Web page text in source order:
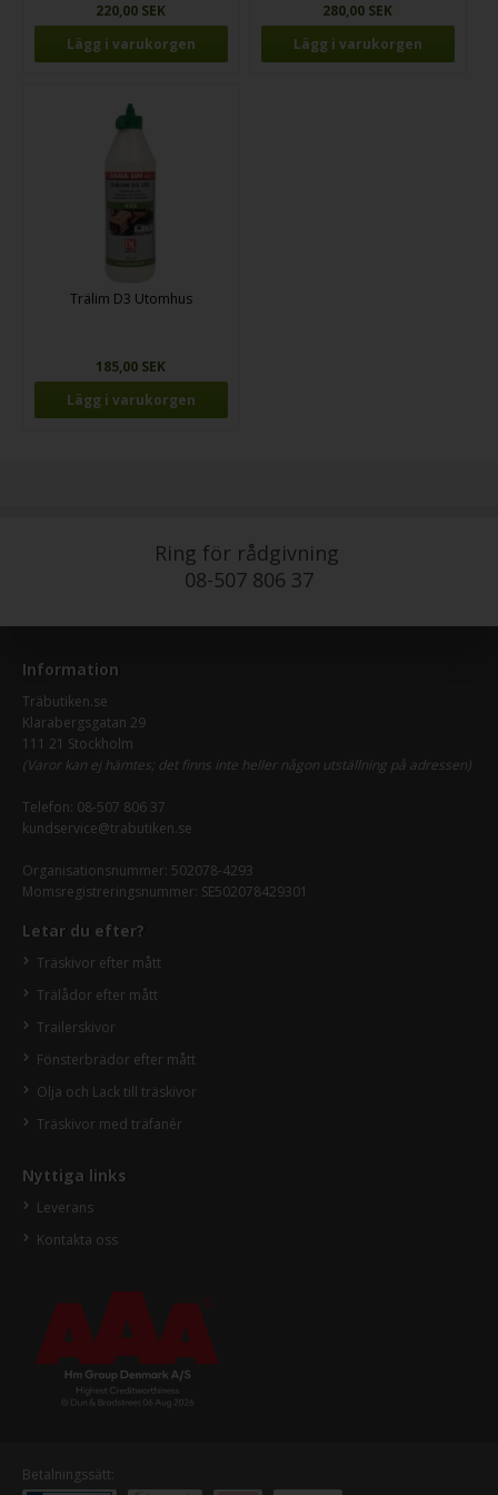
220,00 SEK 280,00 SEK
Trälim D3 Utomhus
185,00 SEK
Ring för rådgivning
08-507 806 37
Information
Träbutiken.se
Klarabergsgatan 29
111 21 Stockholm
(Varor kan ej hämtes; det finns inte heller någon utställning på adressen)
Telefon: 08-507 806 37
kundservice@trabutiken.se
Organisationsnummer: 502078-4293
Momsregistreringsnummer: SE502078429301
Letar du efter?
Träskivor efter mått
Trälådor efter mått
Trailerskivor
Fönsterbrädor efter mått
Olja och Lack till träskivor
Träskivor med träfanér
Nyttiga links
Leverans
Kontakta oss
Betalningssätt: